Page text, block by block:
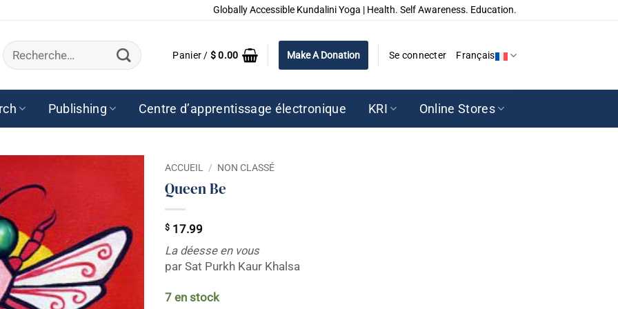
Globally Accessible Kundalini Yoga | Health. Self Awareness. Education.
Recherche
pour :
Panier / $0.00 Make A Donation Se connecter Français
Publishing Centre d’apprentissage électronique KRI Online Stores
ACCUEIL / NON CLASSÉ
Queen Be
$ 17.99
La déesse en vous
par Sat Purkh Kaur Khalsa
7 en stock